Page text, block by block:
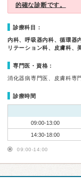
的確な診断です。
診療科目：
内科、呼吸器内科、循環器
リテーション科、皮膚科、
専門医・資格：
消化器病専門医、皮膚科専
診療時間
09:00-13:00
14:30-18:00
09:00-14:00